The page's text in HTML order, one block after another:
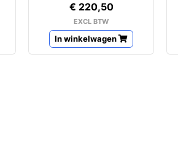
€ 220,50
EXCL BTW
In winkelwagen